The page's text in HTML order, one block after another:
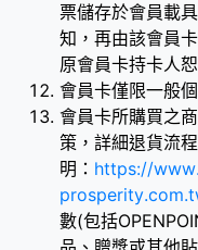
票儲存於會員載
知，再由該會員
原會員卡持卡人
會員卡僅限一般
會員卡所購買之
策，詳細退貨流
明： https://
數(包括